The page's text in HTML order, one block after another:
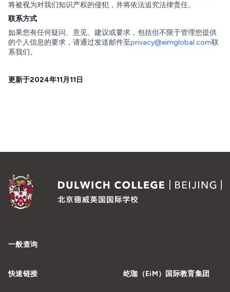
将被视为对我们知识产权的侵犯，并将依法追究法律责任。
联系方式
如果您有任何疑问、意见、建议或要求，包括但不限于管理您提供
的个人信息的要求，请通过发送邮件至privacy@eimglobal.com联
系我们。
更新于2024年11月11日
一般查询
快速链接 屹珈（EiM）国际教育集团